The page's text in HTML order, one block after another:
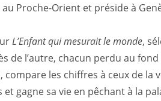
Proche-Orient et préside à
L’Enfant qui mesurait le monde,
de l’autre, chacun perdu au
les chiffres à ceux de la
gagne sa vie en pêchant à la